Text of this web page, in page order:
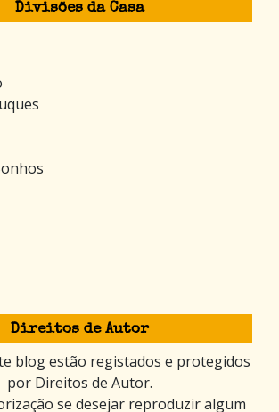
Divisões da Casa
Direitos de Autor
blog estão registados e protegidos
por Direitos de Autor.
se desejar reproduzir algum